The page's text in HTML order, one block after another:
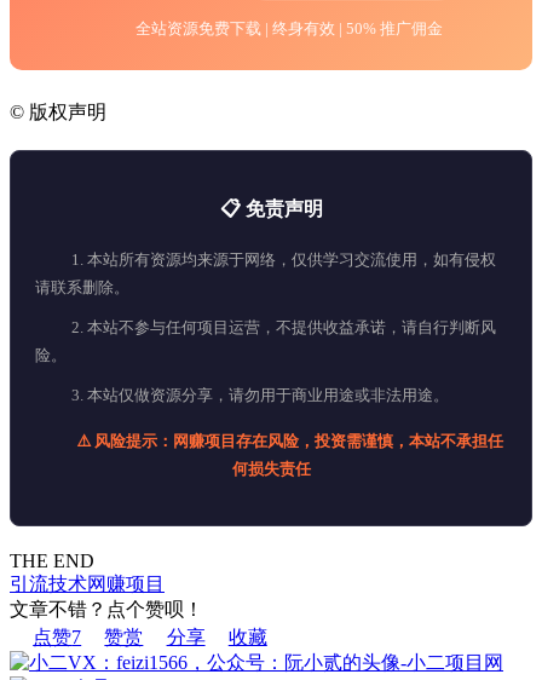
全站资源免费下载 | 终身有效 | 50% 推广佣金
© 版权声明
📋 免责声明
1. 本站所有资源均来源于网络，仅供学习交流使用，如有侵权
请联系删除。
2. 本站不参与任何项目运营，不提供收益承诺，请自行判断风
险。
3. 本站仅做资源分享，请勿用于商业用途或非法用途。
⚠️ 风险提示：网赚项目存在风险，投资需谨慎，本站不承担任
何损失责任
THE END
引流技术网赚项目
文章不错？点个赞呗！
点赞7 赞赏 分享 收藏